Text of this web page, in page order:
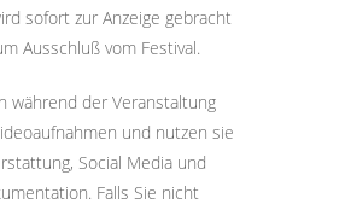
sofort zur Anzeige gebracht
Ausschluß vom Festival.
während der Veranstaltung
und nutzen sie
Social Media und
Falls Sie nicht